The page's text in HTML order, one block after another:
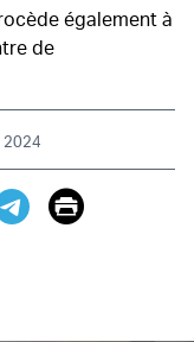
également à
de
2024
Print